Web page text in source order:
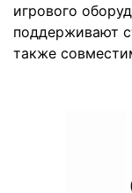
игрового
поддерживают
также